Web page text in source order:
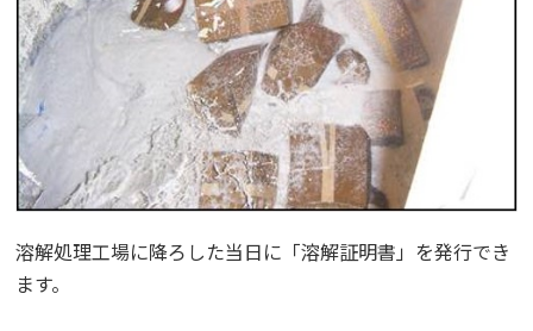
溶解処理工場に降ろした当日に「溶解証明書」を発行でき
ます。